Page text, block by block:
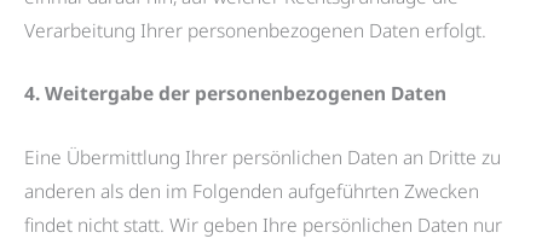
Verarbeitung Ihrer personenbezogenen Daten erfolgt.
4. Weitergabe der personenbezogenen Daten
Eine Übermittlung Ihrer persönlichen Daten an Dritte zu
anderen als den im Folgenden aufgeführten Zwecken
findet nicht statt. Wir geben Ihre persönlichen Daten nur